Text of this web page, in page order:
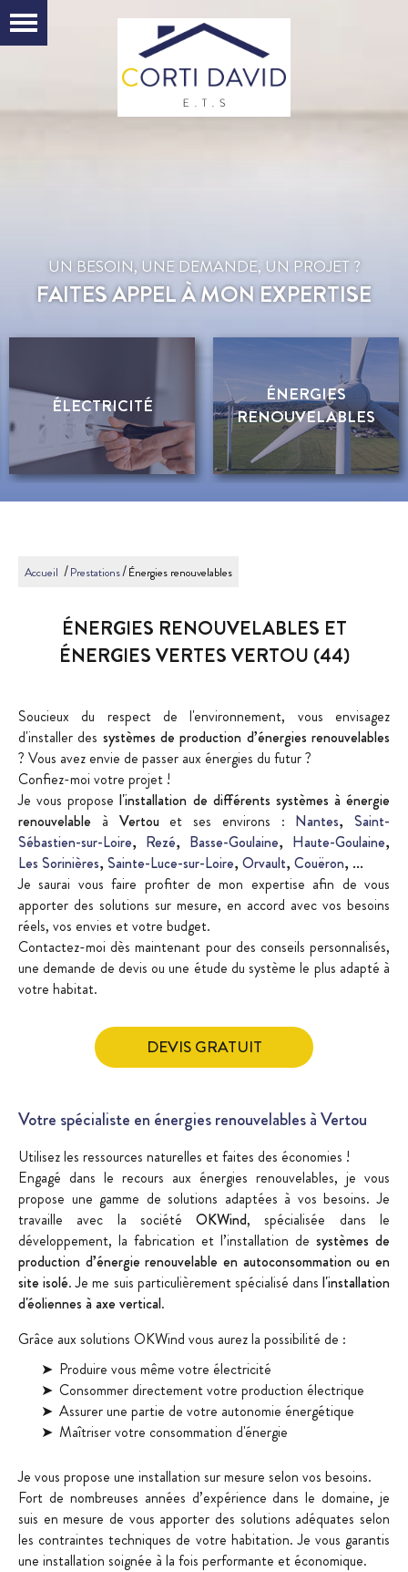
UN BESOIN, UNE DEMANDE, UN PROJET ?
FAITES APPEL À MON EXPERTISE
ÉLECTRICITÉ
ÉNERGIES
RENOUVELABLES
Accueil /Prestations/Énergies renouvelables
ÉNERGIES RENOUVELABLES ET
ÉNERGIES VERTES VERTOU (44)
Soucieux du respect de l'environnement, vous envisagez
d'installer des systèmes de production d’énergies renouvelables
? Vous avez envie de passer aux énergies du futur ?
Confiez-moi votre projet !
Je vous proposel'installation de différents systèmes à énergie
renouvelable à Vertouet ses environs : Nantes, Saint-
Sébastien-sur-Loire, Rezé, Basse-Goulaine, Haute-Goulaine,
Les Sorinières, Sainte-Luce-sur-Loire, Orvault, Couëron, ...
Je saurai vous faire profiter de mon expertise afin de vous
apporter des solutions sur mesure, en accord avec vos besoins
réels, vos envies et votre budget.
Contactez-moi dès maintenant pour des conseils personnalisés,
une demande de devis ou une étude du système le plus adapté à
votre habitat.
DEVIS GRATUIT
Votre spécialiste en énergies renouvelables à Vertou
Utilisez les ressources naturelles et faites des économies !
Engagé dans le recours aux énergies renouvelables, je vous
propose une gamme de solutions adaptées à vos besoins. Je
travaille avec la sociétéOKWind, spécialisée dans le
développement, la fabrication et l’installation de systèmes de
production d’énergie renouvelable en autoconsommation ou en
site isolé. Je me suis particulièrement spécialisé dans l'installation
d'éoliennes à axe vertical.
Grâce aux solutions OKWind vous aurez la possibilité de :
Produire vous même votre électricité
Consommer directement votre production électrique
Assurer une partie de votre autonomie énergétique
Maîtriser votre consommation d'énergie
Je vous propose une installation sur mesure selon vos besoins.
Fort de nombreuses années d’expérience dans le domaine, je
suis en mesure de vous apporter des solutions adéquates selon
les contraintes techniques de votre habitation. Je vous garantis
une installation soignée à la fois performante et économique.